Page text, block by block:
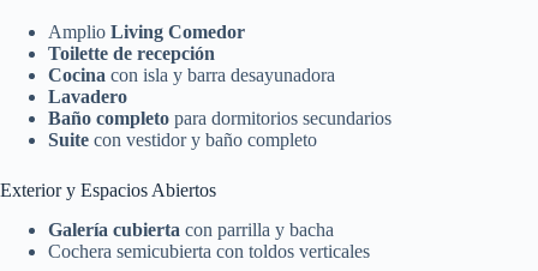
Amplio Living Comedor
Toilette de recepción
Cocina con isla y barra desayunadora
Lavadero
Baño completo para dormitorios secundarios
Suite con vestidor y baño completo
Exterior y Espacios Abiertos
Galería cubierta con parrilla y bacha
Cochera semicubierta con toldos verticales